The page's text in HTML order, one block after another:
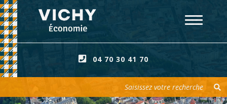
04 70 30 41 70